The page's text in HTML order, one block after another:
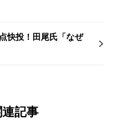
快投！田尾氏「なぜ
記事